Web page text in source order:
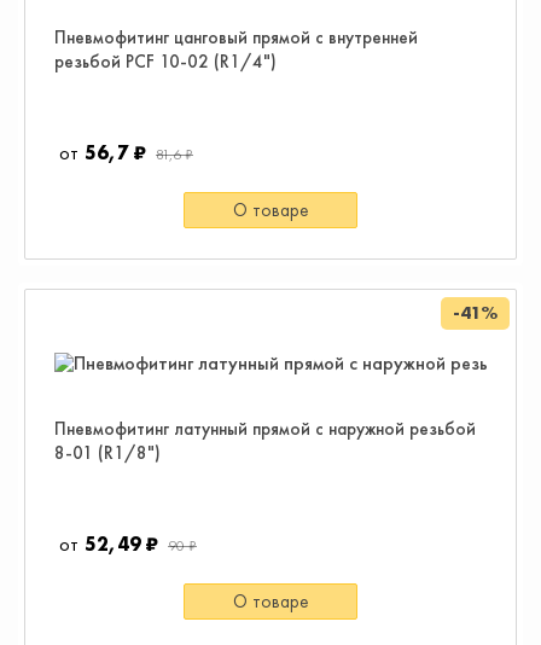
Пневмофитинг цанговый прямой с внутренней
резьбой PCF 10-02 (R1/4")
56,7 ₽ 81,6 ₽
О товаре
Пневмофитинг латунный прямой с наружной резьбой
8-01 (R1/8")
-41%
52,49 ₽ 90 ₽
О товаре